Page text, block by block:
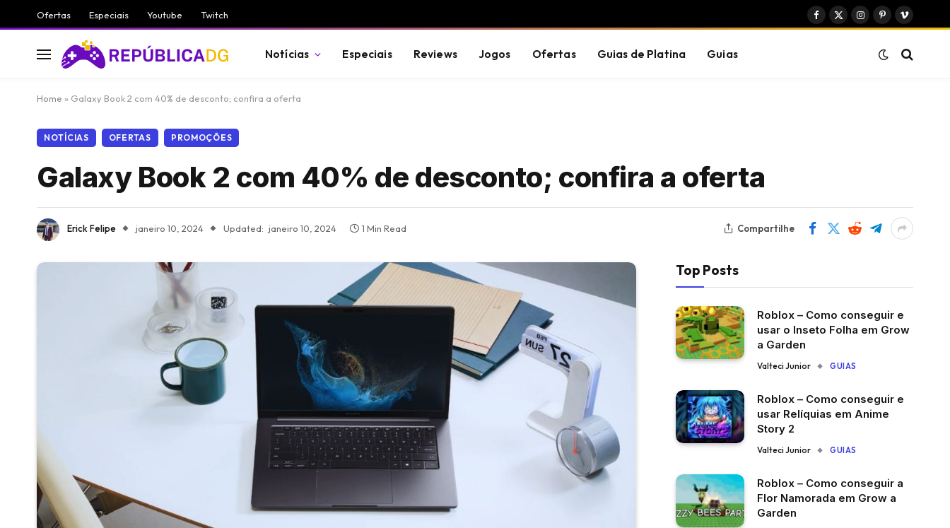
Ofertas Especiais Youtube Twitch
Facebook
X
Instagram
PinterestVimeo
Notícias Especiais Reviews Jogos Ofertas Guias de Platina Guias
Home » Galaxy Book 2 com 40% de desconto; confira a oferta
NOTÍCIAS OFERTAS PROMOÇÕES
Galaxy Book 2 com 40% de desconto; confira a oferta
Erick Felipe janeiro 10, 2024 Updated: janeiro 10, 2024 1 Min Read Compartilhe
Top Posts
Roblox – Como conseguir e
usar o Inseto Folha em Grow
a Garden
Valteci Junior GUIAS
Roblox – Como conseguir e
usar Relíquias em Anime
Story 2
Valteci Junior GUIAS
Roblox – Como conseguir a
Flor Namorada em Grow a
Garden